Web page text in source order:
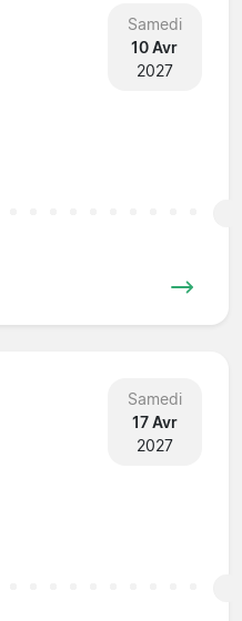
Samedi
10 Avr
2027
Samedi
17 Avr
2027